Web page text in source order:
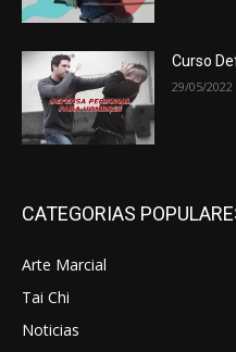
Curso
29/05/2022
CATEGORIAS
Arte Marcial
Tai Chi
Noticias